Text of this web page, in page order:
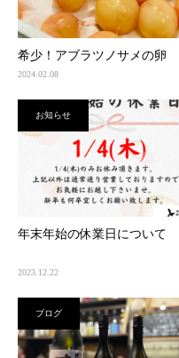
希少！アブラツノサメの卵
2024.02.08
お知らせ
年末年始の休業日について
2023.12.22
ブログ